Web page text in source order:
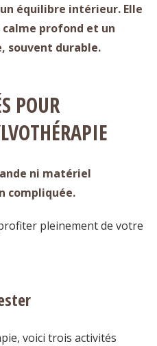
équilibre intérieur. Elle
profond et un
souvent durable.
POUR
ni matériel
compliquée.
pleinement de votre
voici trois activités